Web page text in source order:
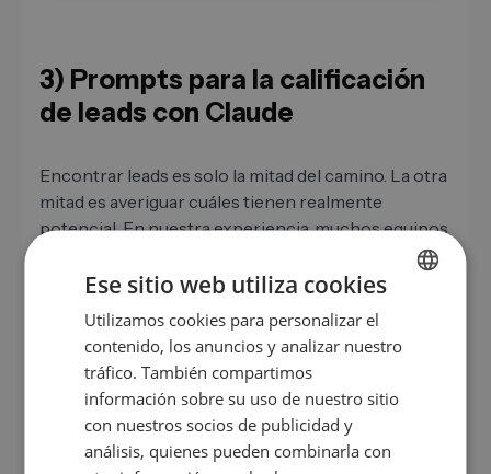
3) Prompts para la calificación
de leads con Claude
Encontrar leads es solo la mitad del camino. La otra
mitad es averiguar cuáles tienen realmente
potencial. En nuestra experiencia, muchos equipos
de ventas no fracasan por tener pocos leads, sino
por tener demasiados malos.
Prompt 9 – Calificación BANT de un lead
Eres un Senior Sales Consultant. Tengo el siguiente lead:
[nombre de empresa, sector, tamaño, interlocutor,
interacción previa]. Evalúa este lead según el marco
BANT (Budget, Authority, Need, Timeline). Da una
GERMAN
EN
ES
Ese sitio web utiliza cookies
Utilizamos cookies para personalizar el
contenido, los anuncios y analizar nuestro
tráfico. También compartimos
información sobre su uso de nuestro sitio
con nuestros socios de publicidad y
análisis, quienes pueden combinarla con